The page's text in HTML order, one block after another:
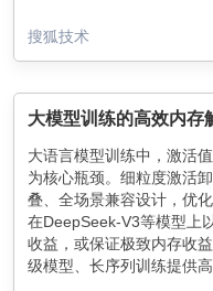
搜狐技术
大语言模型训练中，激活
为核心瓶颈。细粒度激活
叠、全场景兼容设计，优
在DeepSeek-V3等模型上
收益，或保证极致内存收
级模型、长序列训练提供